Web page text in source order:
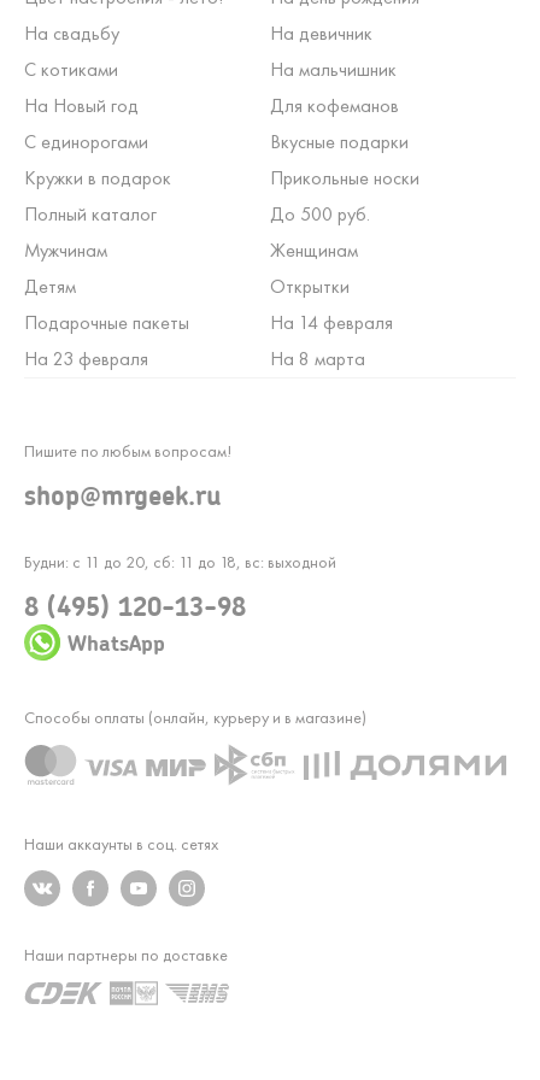
На свадьбу
На девичник
С котиками
На мальчишник
На Новый год
Для кофеманов
С единорогами
Вкусные подарки
Кружки в подарок
Прикольные носки
Полный каталог
До 500 руб.
Мужчинам
Женщинам
Детям
Открытки
Подарочные пакеты
На 14 февраля
На 23 февраля
На 8 марта
Будни: с 11 до 20, сб: 11 до 18, вс: выходной
8 (495) 120-13-98
WhatsApp
Пишите по любым вопросам!
shop@mrgeek.ru
Наши аккаунты в соц. сетях
Способы оплаты (онлайн, курьеру и в магазине)
Наши партнеры по доставке